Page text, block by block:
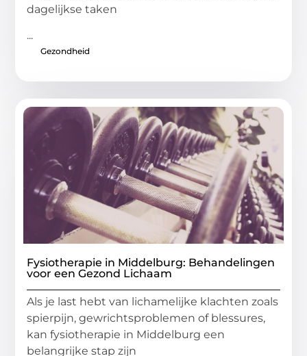
dagelijkse taken
...
Gezondheid
Fysiotherapie in Middelburg: Behandelingen
voor een Gezond Lichaam
Als je last hebt van lichamelijke klachten zoals
spierpijn, gewrichtsproblemen of blessures,
kan fysiotherapie in Middelburg een
belangrijke stap zijn